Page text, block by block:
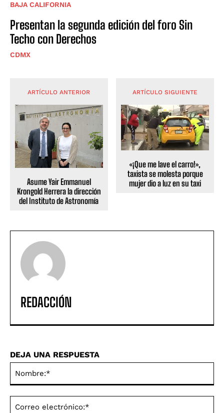
BAJA CALIFORNIA
Presentan la segunda edición del foro Sin
Techo con Derechos
CDMX
ARTÍCULO ANTERIOR
Asume Yair Emmanuel
Krongold Herrera la dirección
del Instituto de Astronomía
ARTÍCULO SIGUIENTE
«¡Que me lave el carro!»,
taxista se molesta porque
mujer dio a luz en su taxi
REDACCIÓN
DEJA UNA RESPUESTA